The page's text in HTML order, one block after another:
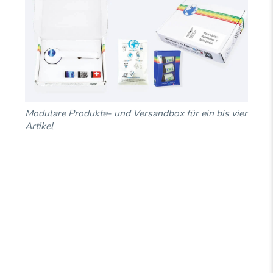
Modulare Produkte- und Versandbox für ein bis vier
Artikel